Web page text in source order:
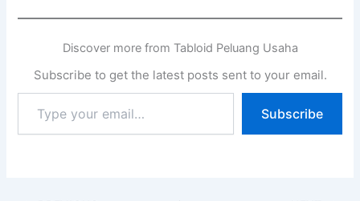
Discover more from Tabloid Peluang Usaha
Subscribe to get the latest posts sent to your email.
Subscribe